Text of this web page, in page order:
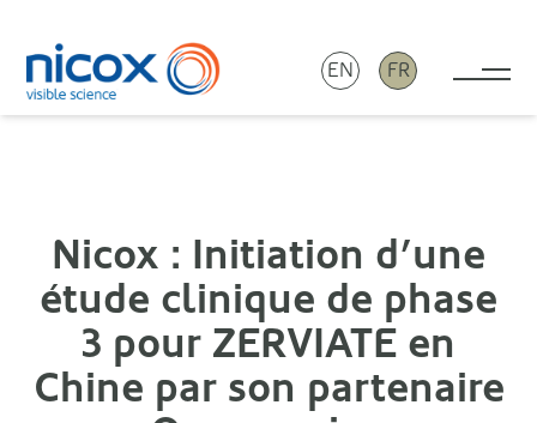
Nicox
EN FR
Nicox : Initiation d’une
étude clinique de phase
3 pour ZERVIATE en
Chine par son partenaire